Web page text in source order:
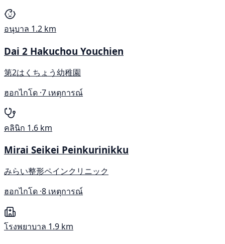
อนุบาล 1.2 km
Dai 2 Hakuchou Youchien
第2はくちょう幼稚園
ฮอกไกโด ·7 เหตุการณ์
คลินิก 1.6 km
Mirai Seikei Peinkurinikku
みらい整形ペインクリニック
ฮอกไกโด ·8 เหตุการณ์
โรงพยาบาล 1.9 km